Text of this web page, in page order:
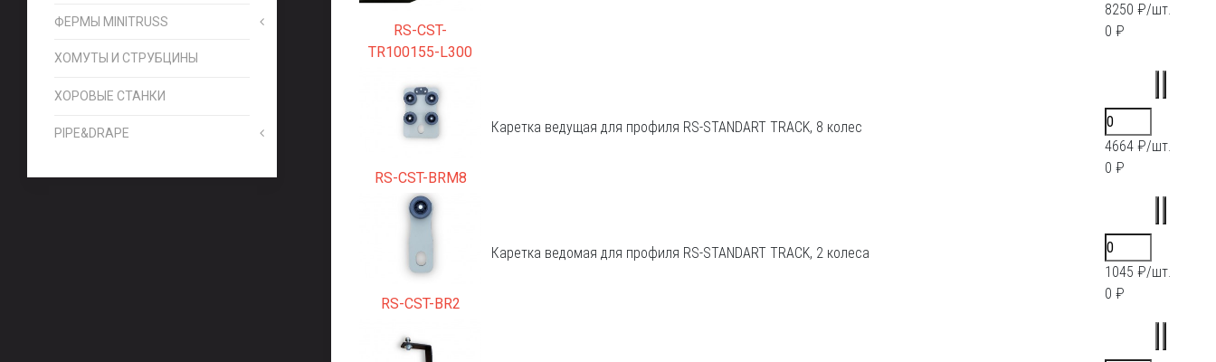
ФЕРМЫ MINITRUSS
ХОМУТЫ И СТРУБЦИНЫ
ХОРОВЫЕ СТАНКИ
PIPE&DRAPE
RS-CST-
TR100155-L300
8250 ₽/шт.
0 ₽
RS-CST-BRM8
Каретка ведущая для профиля RS-STANDART TRACK, 8 колес
4664 ₽/шт.
0 ₽
RS-CST-BR2
Каретка ведомая для профиля RS-STANDART TRACK, 2 колеса
1045 ₽/шт.
0 ₽